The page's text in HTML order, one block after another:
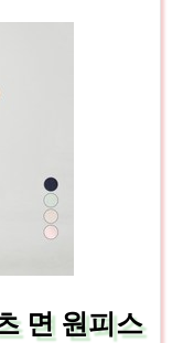
면 원피스